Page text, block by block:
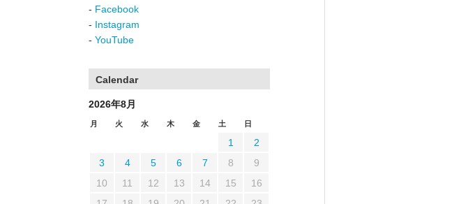
- Facebook
- Instagram
- YouTube
Calendar
2026年8月
月 火 水 木 金 土 日
1
2
3
4 5 6 7 8
9
10
11 12 13 14 15
16